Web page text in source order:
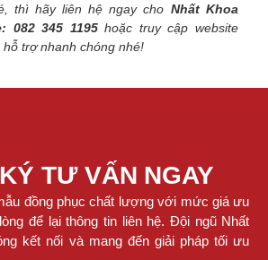
thì hãy liên hệ ngay cho Nhất Khoa
082 345 1195hoặc truy cập website
trợ nhanh chóng nhé!
TƯ VẤN NGAY
đồng phục chất lượng với mức giá ưu
để lại thông tin liên hệ. Đội ngũ Nhất
kết nối và mang đến giải pháp tối ưu